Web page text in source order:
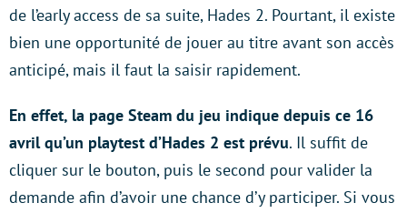
de l’early access de sa suite, Hades 2. Pourtant, il existe
bien une opportunité de jouer au titre avant son accès
anticipé, mais il faut la saisir rapidement.
En effet, la page Steam du jeu indique depuis ce 16
avril qu’un playtest d’Hades 2 est prévu. Il suffit de
cliquer sur le bouton, puis le second pour valider la
demande afin d’avoir une chance d’y participer. Si vous